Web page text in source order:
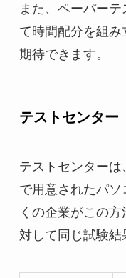
また、ペーパー
て時間配分を組
期待できます。
テストセンター
テストセンター
で用意されたパ
くの企業がこの
対して同じ試験結